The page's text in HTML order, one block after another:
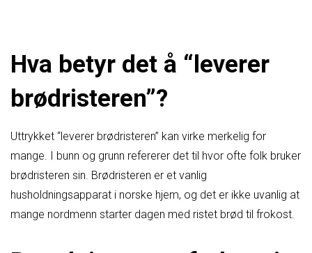
Hva betyr det å “leverer
brødristeren”?
Uttrykket “leverer brødristeren” kan virke merkelig for
mange. I bunn og grunn refererer det til hvor ofte folk bruker
brødristeren sin. Brødristeren er et vanlig
husholdningsapparat i norske hjem, og det er ikke uvanlig at
mange nordmenn starter dagen med ristet brød til frokost.